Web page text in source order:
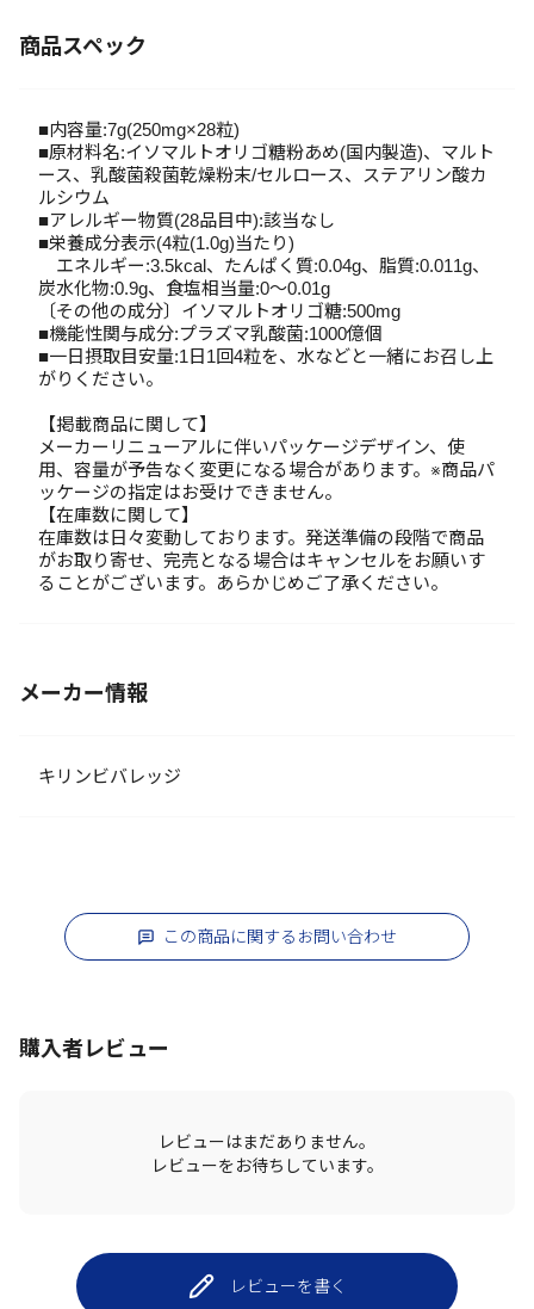
商品スペック
■内容量:7g(250mg×28粒)
■原材料名:イソマルトオリゴ糖粉あめ(国内製造)、マルト
ース、乳酸菌殺菌乾燥粉末/セルロース、ステアリン酸カ
ルシウム
■アレルギー物質(28品目中):該当なし
■栄養成分表示(4粒(1.0g)当たり)
エネルギー:3.5kcal、たんぱく質:0.04g、脂質:0.011g、
炭水化物:0.9g、食塩相当量:0～0.01g
〔その他の成分〕イソマルトオリゴ糖:500mg
■機能性関与成分:プラズマ乳酸菌:1000億個
■一日摂取目安量:1日1回4粒を、水などと一緒にお召し上
がりください。
【掲載商品に関して】
メーカーリニューアルに伴いパッケージデザイン、使
用、容量が予告なく変更になる場合があります。※商品パ
ッケージの指定はお受けできません。
【在庫数に関して】
在庫数は日々変動しております。発送準備の段階で商品
がお取り寄せ、完売となる場合はキャンセルをお願いす
ることがございます。あらかじめご了承ください。
メーカー情報
キリンビバレッジ
この商品に関するお問い合わせ
購入者レビュー
レビューはまだありません。
レビューをお待ちしています。
レビューを書く